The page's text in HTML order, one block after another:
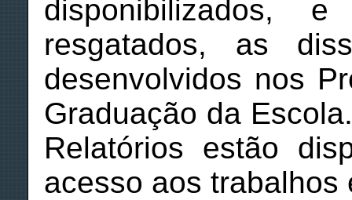
disponibilizados,
resgatados, as
desenvolvidos nos
Graduação da
Relatórios estão
acesso aos trabalhos